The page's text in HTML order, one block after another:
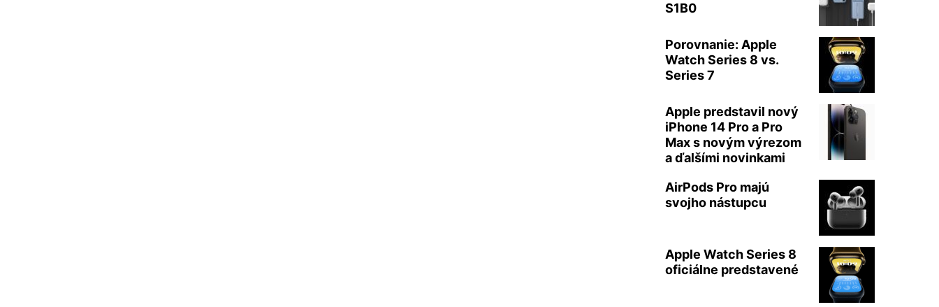
S1B0
Porovnanie: Apple
Watch Series 8 vs.
Series 7
Apple predstavil nový
iPhone 14 Pro a Pro
Max s novým výrezom
a ďalšími novinkami
AirPods Pro majú
svojho nástupcu
Apple Watch Series 8
oficiálne predstavené